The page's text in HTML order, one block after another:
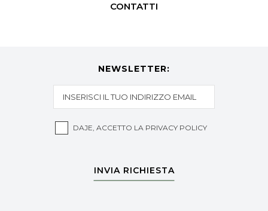
CONTATTI
NEWSLETTER:
DAJE, ACCETTO LA PRIVACY POLICY
INVIA RICHIESTA